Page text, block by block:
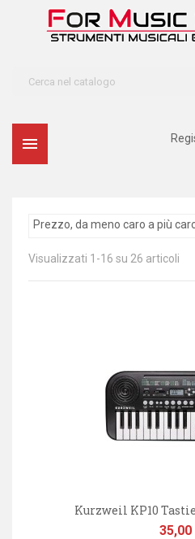

Prezzo, da meno caro a più
Visualizzati 1-16 su 26 articoli
Kurzweil KP10
Prezzo
35,00